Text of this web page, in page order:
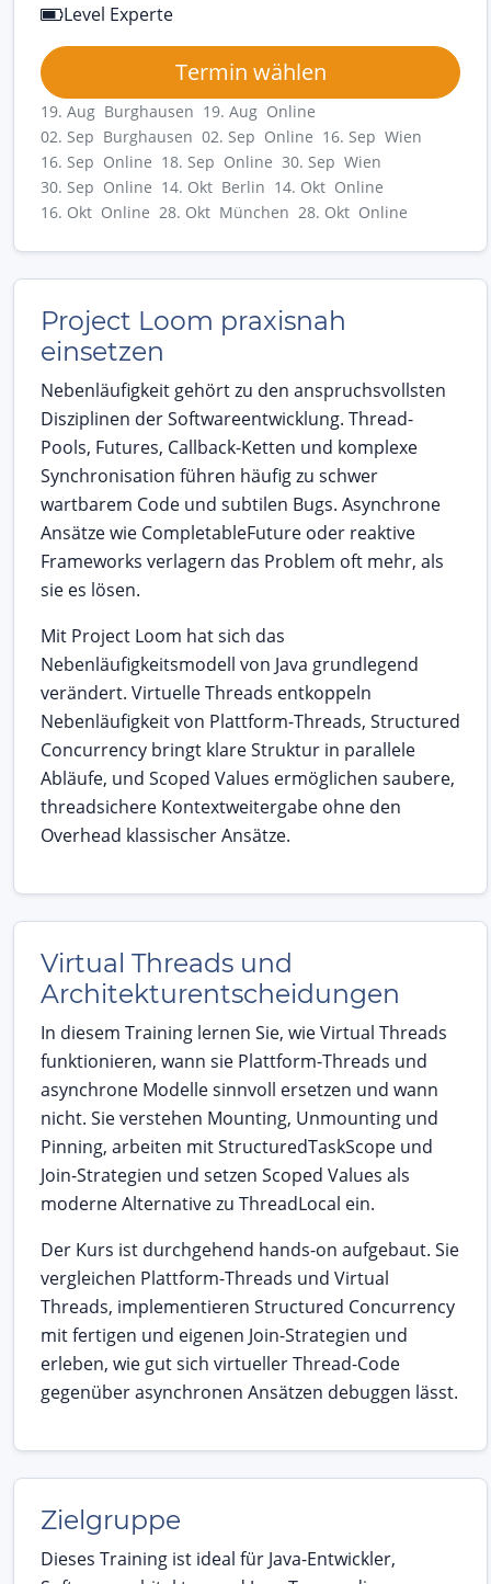
Level Experte
Termin wählen
19. Aug Burghausen 19. Aug Online
02. Sep Burghausen 02. Sep Online 16. Sep Wien
16. Sep Online 18. Sep Online 30. Sep Wien
30. Sep Online 14. Okt Berlin 14. Okt Online
16. Okt Online 28. Okt München 28. Okt Online
Project Loom praxisnah
einsetzen
Nebenläufigkeit gehört zu den anspruchsvollsten
Disziplinen der Softwareentwicklung. Thread-
Pools, Futures, Callback-Ketten und komplexe
Synchronisation führen häufig zu schwer
wartbarem Code und subtilen Bugs. Asynchrone
Ansätze wie CompletableFuture oder reaktive
Frameworks verlagern das Problem oft mehr, als
sie es lösen.
Mit Project Loom hat sich das
Nebenläufigkeitsmodell von Java grundlegend
verändert. Virtuelle Threads entkoppeln
Nebenläufigkeit von Plattform-Threads, Structured
Concurrency bringt klare Struktur in parallele
Abläufe, und Scoped Values ermöglichen saubere,
threadsichere Kontextweitergabe ohne den
Overhead klassischer Ansätze.
Virtual Threads und
Architekturentscheidungen
In diesem Training lernen Sie, wie Virtual Threads
funktionieren, wann sie Plattform-Threads und
asynchrone Modelle sinnvoll ersetzen und wann
nicht. Sie verstehen Mounting, Unmounting und
Pinning, arbeiten mit StructuredTaskScope und
Join-Strategien und setzen Scoped Values als
moderne Alternative zu ThreadLocal ein.
Der Kurs ist durchgehend hands-on aufgebaut. Sie
vergleichen Plattform-Threads und Virtual
Threads, implementieren Structured Concurrency
mit fertigen und eigenen Join-Strategien und
erleben, wie gut sich virtueller Thread-Code
gegenüber asynchronen Ansätzen debuggen lässt.
Zielgruppe
Dieses Training ist ideal für Java-Entwickler,